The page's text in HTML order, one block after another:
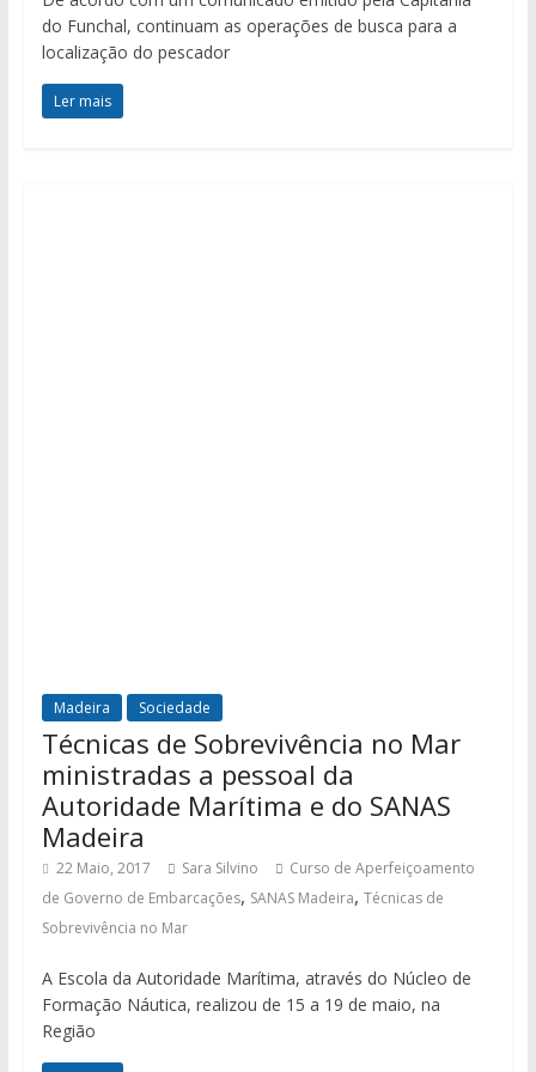
do Funchal, continuam as operações de busca para a
localização do pescador
Ler mais
Madeira Sociedade
Técnicas de Sobrevivência no Mar
ministradas a pessoal da
Autoridade Marítima e do SANAS
Madeira
22 Maio, 2017 Sara Silvino
Curso de Aperfeiçoamento
de Governo de Embarcações, SANAS Madeira, Técnicas de
Sobrevivência no Mar
A Escola da Autoridade Marítima, através do Núcleo de
Formação Náutica, realizou de 15 a 19 de maio, na
Região